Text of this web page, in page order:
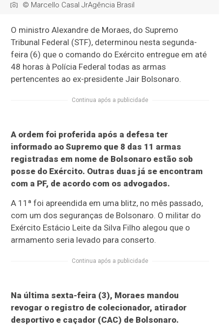
© Marcello Casal JrAgência Brasil
O ministro Alexandre de Moraes, do Supremo
Tribunal Federal (STF), determinou nesta segunda-
feira (6) que o comando do Exército entregue em até
48 horas à Polícia Federal todas as armas
pertencentes ao ex-presidente Jair Bolsonaro.
Continua após a publicidade
A ordem foi proferida após a defesa ter
informado ao Supremo que 8 das 11 armas
registradas em nome de Bolsonaro estão sob
posse do Exército. Outras duas já se encontram
com a PF, de acordo com os advogados.
A 11ª foi apreendida em uma blitz, no mês passado,
com um dos seguranças de Bolsonaro. O militar do
Exército Estácio Leite da Silva Filho alegou que o
armamento seria levado para conserto.
Continua após a publicidade
Na última sexta-feira (3), Moraes mandou
revogar o registro de colecionador, atirador
desportivo e caçador (CAC) de Bolsonaro.